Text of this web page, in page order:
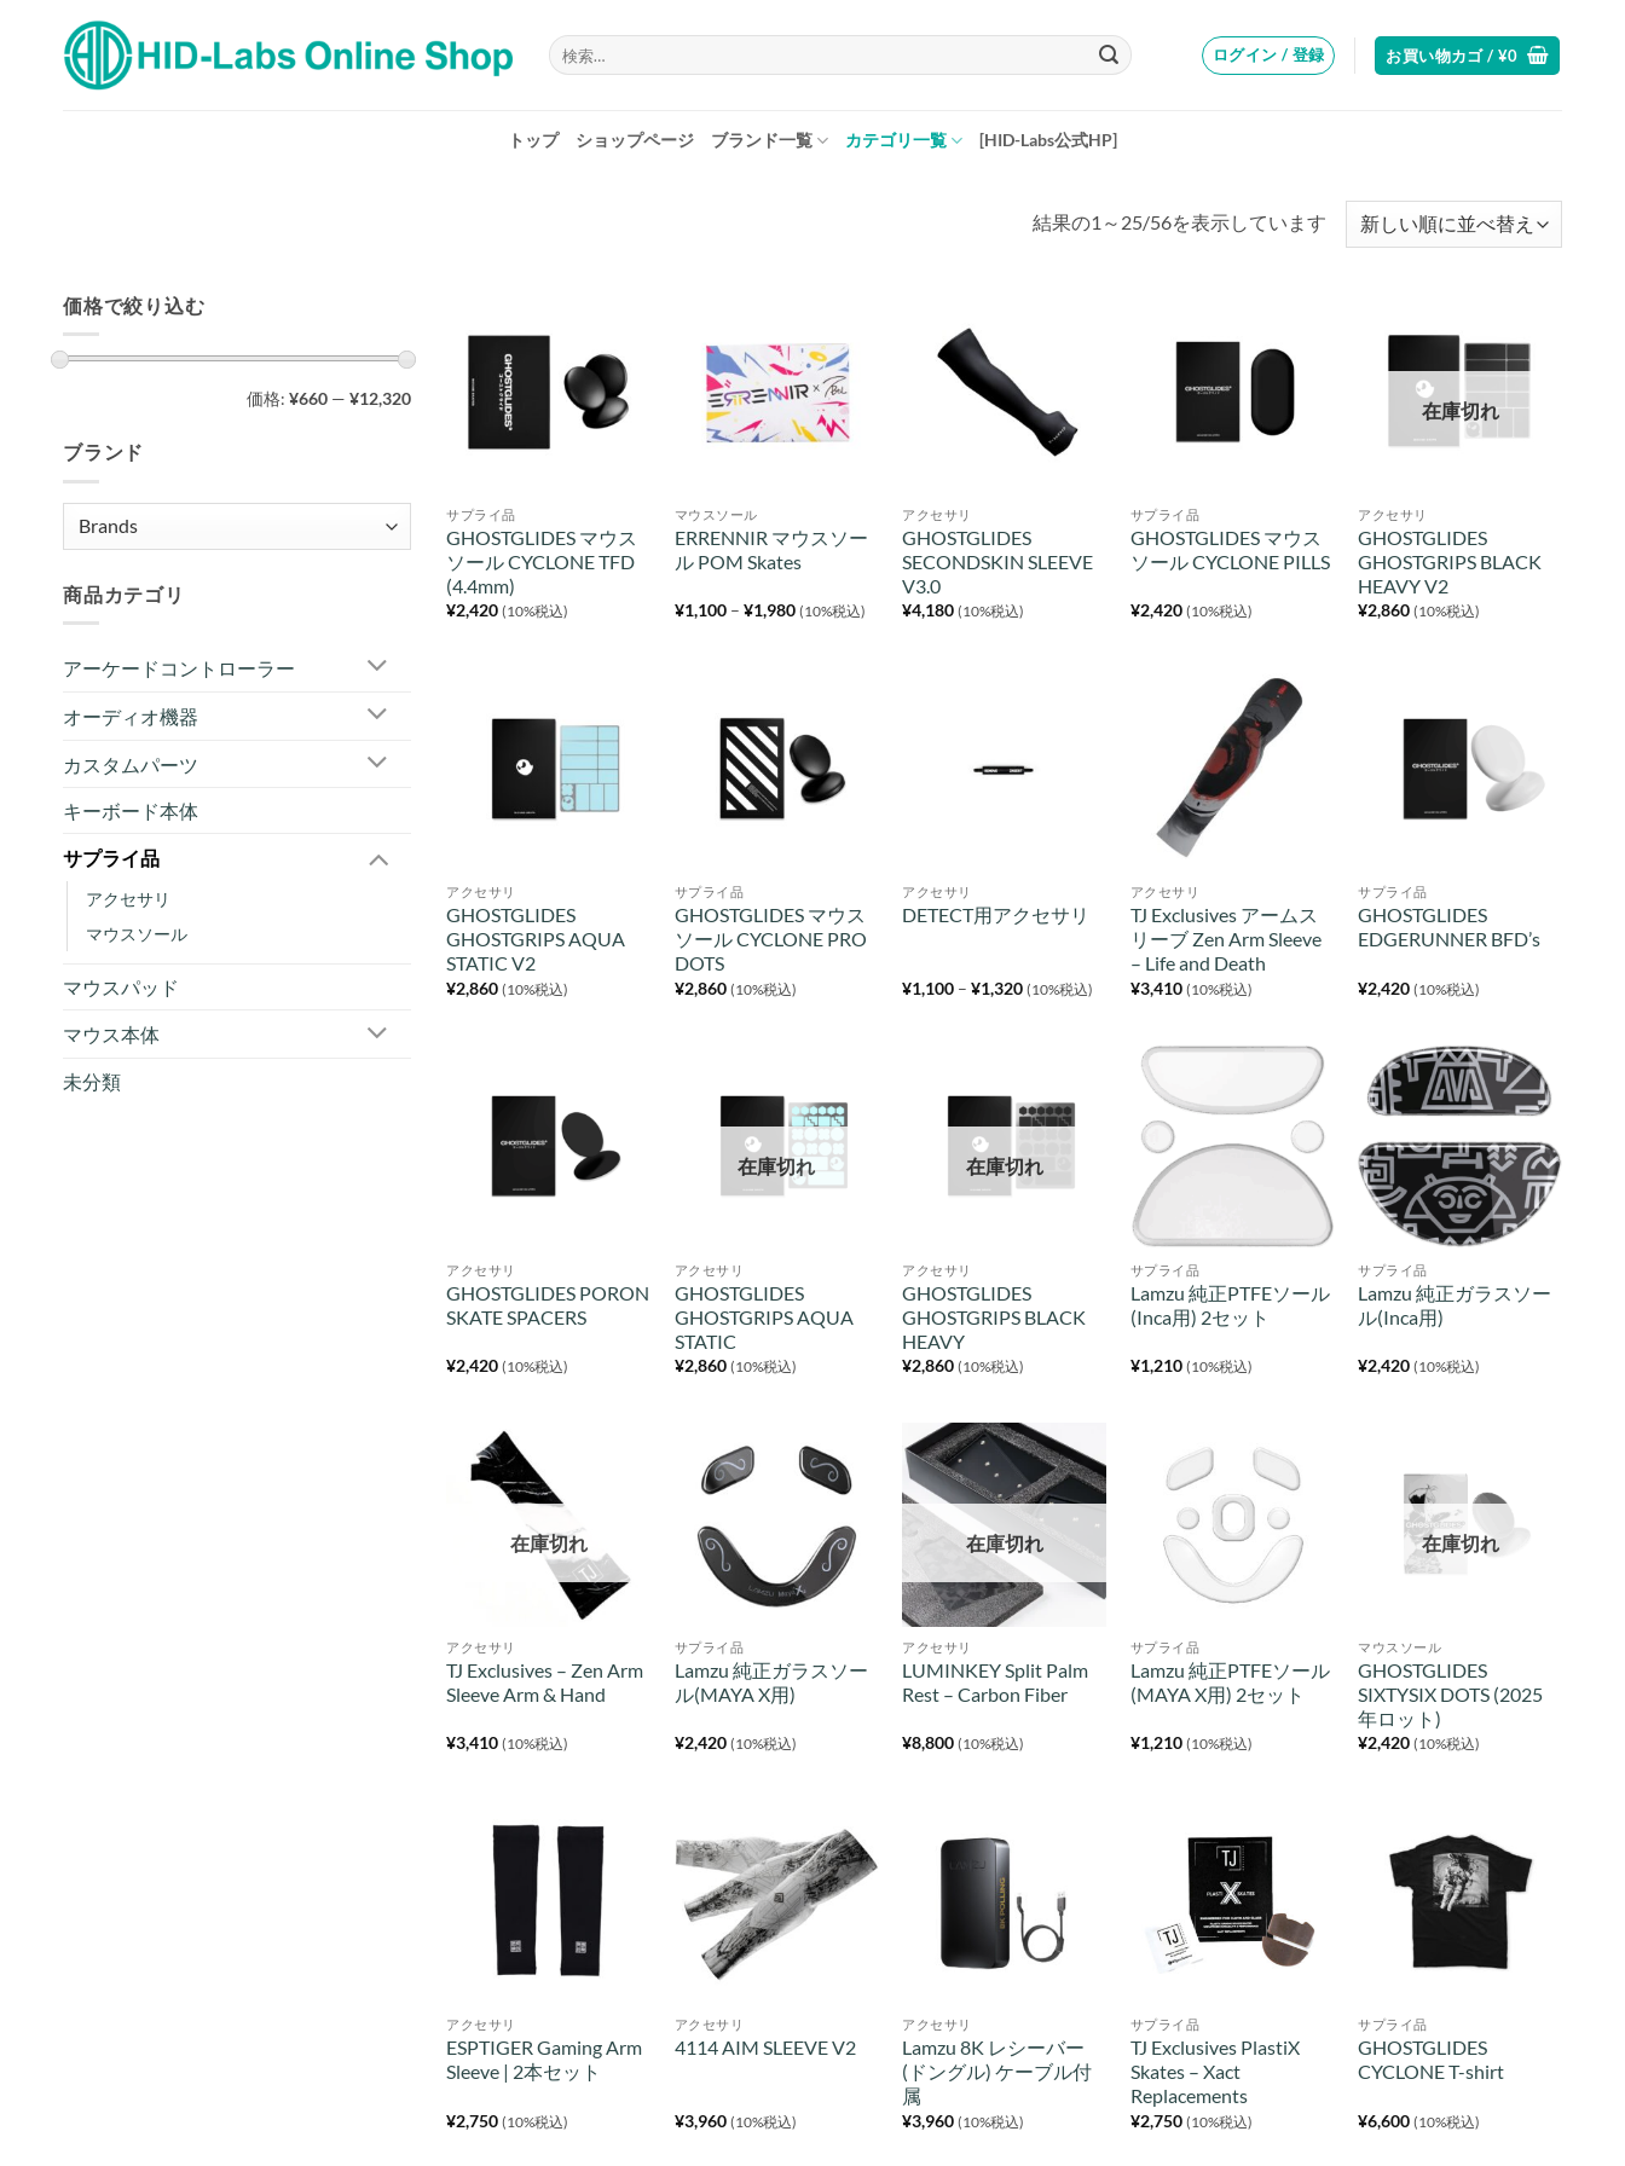
検
索
ログイン / 登録 お買い物カゴ / ¥0
トップ ショップページ ブランド一覧 カテゴリ一覧 [HID-Labs公式HP]
結果の1～25/56を表示しています新
価格で絞り込む
価格: ¥660— ¥12,320
ブランド
商品カテゴリ
アーケードコントローラー
オーディオ機器
カスタムパーツ
キーボード本体
サプライ品
アクセサリ
マウスソール
マウスパッド
マウス本体
未分類
サプライ品
GHOSTGLIDES マウス
ソール CYCLONE TFD
(4.4mm)
¥2,420 (10%税込)
マウスソール
ERRENNIR マウスソー
ル POM Skates
¥1,100 – ¥1,980価
格
(10%税込)
アクセサリ
GHOSTGLIDES
SECONDSKIN SLEEVE
V3.0
¥4,180 (10%税込)
サプライ品
GHOSTGLIDES マウス
ソール CYCLONE PILLS
¥2,420 (10%税込)
在庫切れ
アクセサリ
GHOSTGLIDES
GHOSTGRIPS BLACK
HEAVY V2
¥2,860 (10%税込)
アクセサリ
GHOSTGLIDES
GHOSTGRIPS AQUA
STATIC V2
¥2,860 (10%税込)
サプライ品
GHOSTGLIDES マウス
ソール CYCLONE PRO
DOTS
¥2,860 (10%税込)
アクセサリ
DETECT用アクセサリ
¥1,100 –¥1,320価
格
(10%税込)
アクセサリ
TJ Exclusives アームス
リーブ Zen Arm Sleeve
– Life and Death
¥3,410 (10%税込)
サプライ品
GHOSTGLIDES
EDGERUNNER BFD’s
¥2,420 (10%税込)
アクセサリ
GHOSTGLIDES PORON
SKATE SPACERS
¥2,420 (10%税込)
在庫切れ
アクセサリ
GHOSTGLIDES
GHOSTGRIPS AQUA
STATIC
¥2,860 (10%税込)
在庫切れ
アクセサリ
GHOSTGLIDES
GHOSTGRIPS BLACK
HEAVY
¥2,860 (10%税込)
サプライ品
Lamzu 純正PTFEソール
(Inca用) 2セット
¥1,210 (10%税込)
サプライ品
Lamzu 純正ガラスソー
ル(Inca用)
¥2,420 (10%税込)
在庫切れ
アクセサリ
TJ Exclusives – Zen Arm
Sleeve Arm & Hand
¥3,410 (10%税込)
サプライ品
Lamzu 純正ガラスソー
ル(MAYA X用)
¥2,420 (10%税込)
在庫切れ
アクセサリ
LUMINKEY Split Palm
Rest – Carbon Fiber
¥8,800 (10%税込)
サプライ品
Lamzu 純正PTFEソール
(MAYA X用) 2セット
¥1,210 (10%税込)
在庫切れ
マウスソール
GHOSTGLIDES
SIXTYSIX DOTS (2025
年ロット)
¥2,420 (10%税込)
アクセサリ
ESPTIGER Gaming Arm
Sleeve | 2本セット
¥2,750 (10%税込)
アクセサリ
4114 AIM SLEEVE V2
¥3,960 (10%税込)
アクセサリ
Lamzu 8K レシーバー
(ドングル) ケーブル付
属
¥3,960 (10%税込)
サプライ品
TJ Exclusives PlastiX
Skates – Xact
Replacements
¥2,750 (10%税込)
サプライ品
GHOSTGLIDES
CYCLONE T-shirt
¥6,600 (10%税込)